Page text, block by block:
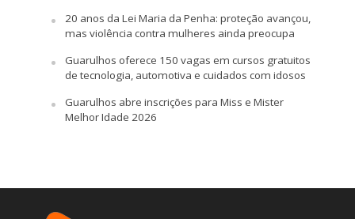
20 anos da Lei Maria da Penha: proteção avançou,
mas violência contra mulheres ainda preocupa
Guarulhos oferece 150 vagas em cursos gratuitos
de tecnologia, automotiva e cuidados com idosos
Guarulhos abre inscrições para Miss e Mister
Melhor Idade 2026